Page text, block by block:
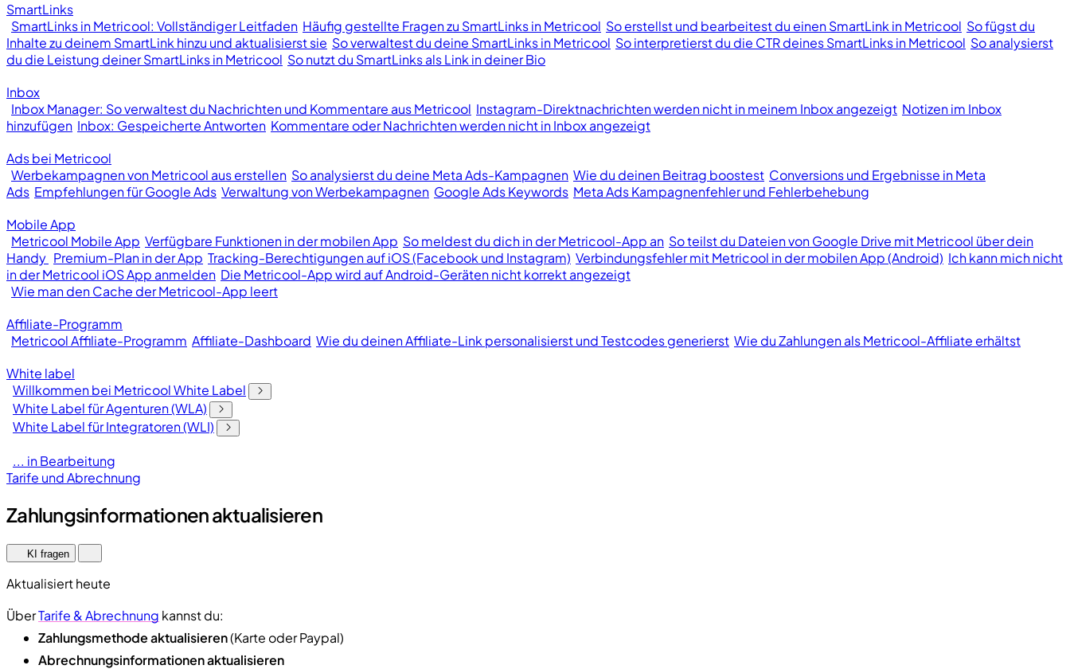
SmartLinks
SmartLinks in Metricool: Vollständiger Leitfaden Häufig gestellte Fragen zu SmartLinks in Metricool So erstellst und bearbeitest du einen SmartLink in Metricool So fügst du
Inhalte zu deinem SmartLink hinzu und aktualisierst sie So verwaltest du deine SmartLinks in Metricool So interpretierst du die CTR deines SmartLinks in Metricool So analysierst
du die Leistung deiner SmartLinks in Metricool So nutzt du SmartLinks als Link in deiner Bio
Inbox
Inbox Manager: So verwaltest du Nachrichten und Kommentare aus Metricool Instagram-Direktnachrichten werden nicht in meinem Inbox angezeigt Notizen im Inbox
hinzufügen Inbox: Gespeicherte Antworten Kommentare oder Nachrichten werden nicht in Inbox angezeigt
Ads bei Metricool
Werbekampagnen von Metricool aus erstellen So analysierst du deine Meta Ads-Kampagnen Wie du deinen Beitrag boostest Conversions und Ergebnisse in Meta
Ads Empfehlungen für Google Ads Verwaltung von Werbekampagnen Google Ads Keywords Meta Ads Kampagnenfehler und Fehlerbehebung
Mobile App
Metricool Mobile App Verfügbare Funktionen in der mobilen App So meldest du dich in der Metricool-App an So teilst du Dateien von Google Drive mit Metricool über dein
Handy Premium-Plan in der App Tracking-Berechtigungen auf iOS (Facebook und Instagram) Verbindungsfehler mit Metricool in der mobilen App (Android) Ich kann mich nicht
in der Metricool iOS App anmelden Die Metricool-App wird auf Android-Geräten nicht korrekt angezeigt
Wie man den Cache der Metricool-App leert
Affiliate-Programm
Metricool Affiliate-Programm Affiliate-Dashboard Wie du deinen Affiliate-Link personalisierst und Testcodes generierst Wie du Zahlungen als Metricool-Affiliate erhältst
White label
Willkommen bei Metricool White Label
White Label für Agenturen (WLA)
White Label für Integratoren (WLI)
... in Bearbeitung
Tarife und Abrechnung
Zahlungsinformationen aktualisieren
KI fragen
Aktualisiert heute
ÜberTarife & Abrechnung kannst du:
Zahlungsmethode aktualisieren(Karte oder Paypal)
Abrechnungsinformationen aktualisieren